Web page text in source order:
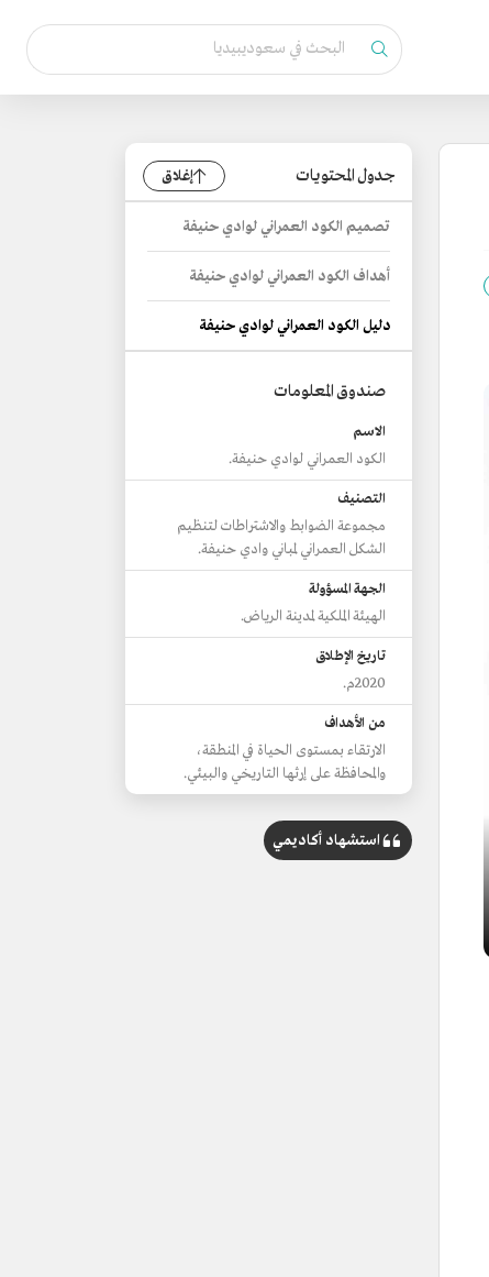
جدول المحتويات إغلاق
تصميم الكود العمراني لوادي حنيفة
أهداف الكود العمراني لوادي حنيفة
دليل الكود العمراني لوادي حنيفة
صندوق المعلومات
الاسم
الكود العمراني لوادي حنيفة.
التصنيف
مجموعة الضوابط والاشتراطات لتنظيم
الشكل العمراني لمباني وادي حنيفة.
الجهة المسؤولة
الهيئة الملكية لمدينة الرياض.
تاريخ الإطلاق
2020م.
من الأهداف
الارتقاء بمستوى الحياة في المنطقة،
والمحافظة على إرثها التاريخي والبيئي.
استشهاد أكاديمي